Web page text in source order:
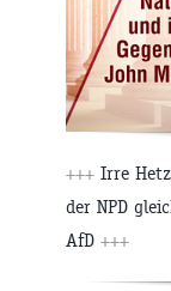
+++ Irre
der NPD
AfD +++